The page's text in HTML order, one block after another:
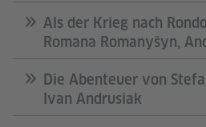
Als der Krieg nach
Romana Romanyšyn,
Die Abenteuer von
Ivan Andrusiak